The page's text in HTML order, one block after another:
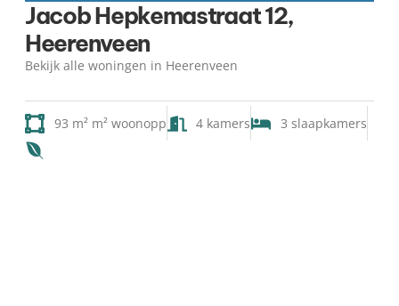
Jacob Hepkemastraat 12,
Heerenveen
Bekijk alle woningen in Heerenveen
93 m² m² woonopp 4 kamers 3 slaapkamers